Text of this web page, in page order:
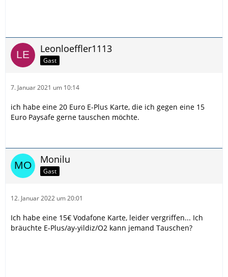
Leonloeffler1113
Gast
7. Januar 2021 um 10:14
ich habe eine 20 Euro E-Plus Karte, die ich gegen eine 15
Euro Paysafe gerne tauschen möchte.
Monilu
Gast
12. Januar 2022 um 20:01
Ich habe eine 15€ Vodafone Karte, leider vergriffen... Ich
bräuchte E-Plus/ay-yildiz/O2 kann jemand Tauschen?